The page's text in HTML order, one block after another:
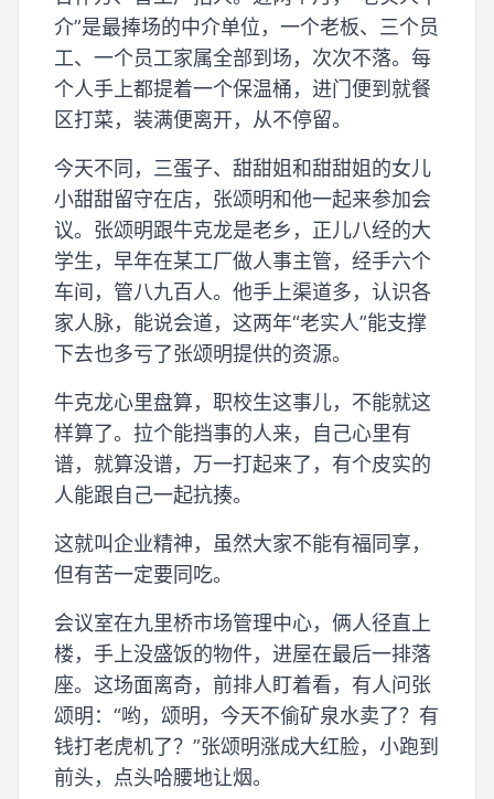
介”是最捧场的中介单位，一个老板、三个员
工、一个员工家属全部到场，次次不落。每
个人手上都提着一个保温桶，进门便到就餐
区打菜，装满便离开，从不停留。
今天不同，三蛋子、甜甜姐和甜甜姐的女儿
小甜甜留守在店，张颂明和他一起来参加会
议。张颂明跟牛克龙是老乡，正儿八经的大
学生，早年在某工厂做人事主管，经手六个
车间，管八九百人。他手上渠道多，认识各
家人脉，能说会道，这两年“老实人”能支撑
下去也多亏了张颂明提供的资源。
牛克龙心里盘算，职校生这事儿，不能就这
样算了。拉个能挡事的人来，自己心里有
谱，就算没谱，万一打起来了，有个皮实的
人能跟自己一起抗揍。
这就叫企业精神，虽然大家不能有福同享，
但有苦一定要同吃。
会议室在九里桥市场管理中心，俩人径直上
楼，手上没盛饭的物件，进屋在最后一排落
座。这场面离奇，前排人盯着看，有人问张
颂明：“哟，颂明，今天不偷矿泉水卖了？有
钱打老虎机了？”张颂明涨成大红脸，小跑到
前头，点头哈腰地让烟。